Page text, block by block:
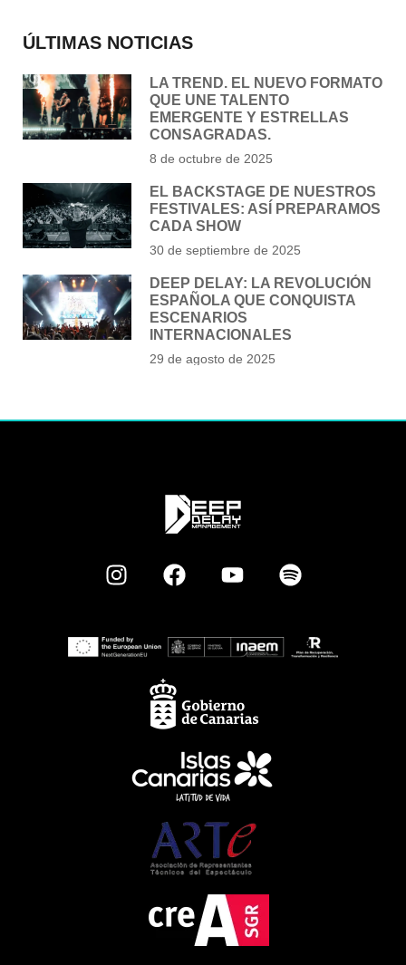
ÚLTIMAS NOTICIAS
LA TREND. EL NUEVO FORMATO
QUE UNE TALENTO
EMERGENTE Y ESTRELLAS
CONSAGRADAS.
8 de octubre de 2025
EL BACKSTAGE DE NUESTROS
FESTIVALES: ASÍ PREPARAMOS
CADA SHOW
30 de septiembre de 2025
DEEP DELAY: LA REVOLUCIÓN
ESPAÑOLA QUE CONQUISTA
ESCENARIOS
INTERNACIONALES
29 de agosto de 2025